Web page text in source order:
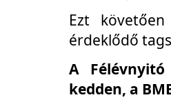
Ezt
érdeklődő
A
kedden, a